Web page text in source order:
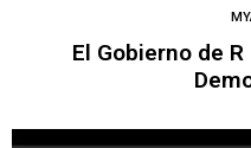
El Gobierno de